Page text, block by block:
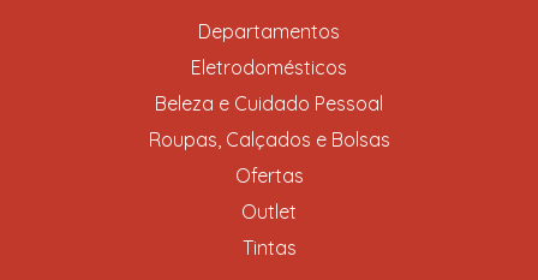
Departamentos
Eletrodomésticos
Beleza e Cuidado Pessoal
Roupas, Calçados e Bolsas
Ofertas
Outlet
Tintas